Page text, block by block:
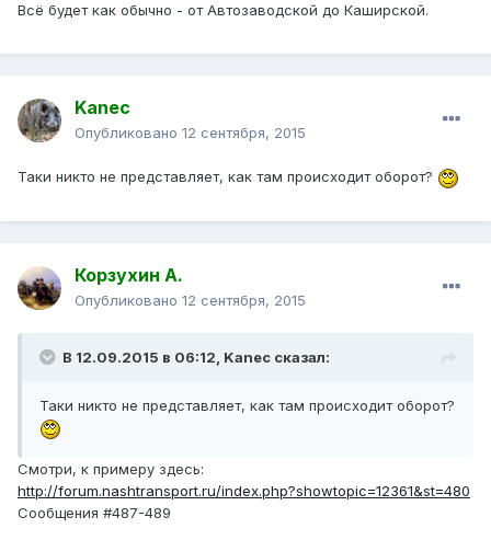
Всё будет как обычно - от Автозаводской до Каширской.
Kanec
Опубликовано 12 сентября, 2015
Таки никто не представляет, как там происходит оборот?
Корзухин А.
Опубликовано 12 сентября, 2015
В 12.09.2015 в 06:12, Kanec сказал:
Таки никто не представляет, как там происходит оборот?
Смотри, к примеру здесь:
http://forum.nashtransport.ru/index.php?showtopic=12361&st=480
Сообщения #487-489